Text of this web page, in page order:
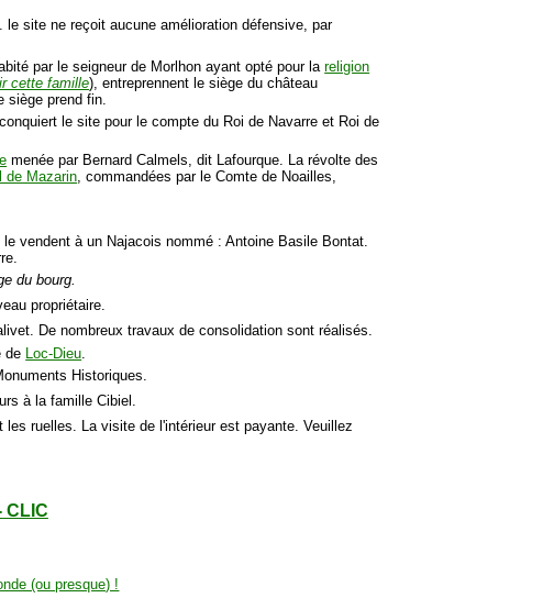
site ne reçoit aucune amélioration défensive, par
par le seigneur de Morlhon ayant opté pour lareligion
cette famille), entreprennent le siège du château
siège prend fin.
le site pour le compte du Roi de Navarre et Roi de
menée par Bernard Calmels, dit Lafourque. La révolte des
de Mazarin, commandées par le Comte de Noailles,
le vendent à un Najacois nommé : Antoine Basile Bontat.
du bourg.
propriétaire.
De nombreux travaux de consolidation sont réalisés.
de Loc-Dieu
Historiques.
à la famille Cibiel.
ruelles. La visite de l'intérieur est payante. Veuillez
CLIC